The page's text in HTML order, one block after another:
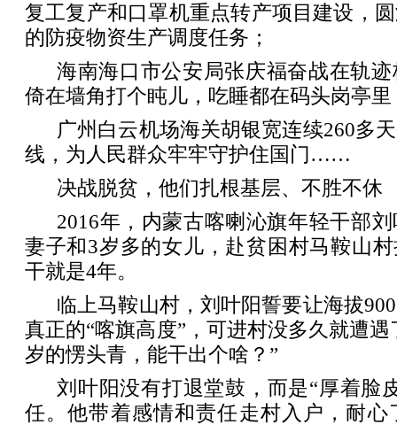
复工复产和口罩机重点转产项目建设，
的防疫物资生产调度任务；
海南海口市公安局张庆福奋战在轨
倚在墙角打个盹儿，吃睡都在码头岗亭里
广州白云机场海关胡银宽连续260多
线，为人民群众牢牢守护住国门……
决战脱贫，他们扎根基层、不胜不休
2016年，内蒙古喀喇沁旗年轻干部
妻子和3岁多的女儿，赴贫困村马鞍山
干就是4年。
临上马鞍山村，刘叶阳誓要让海拔
真正的“喀旗高度”，可进村没多久就遭
岁的愣头青，能干出个啥？”
刘叶阳没有打退堂鼓，而是“厚着脸
任。他带着感情和责任走村入户，耐心